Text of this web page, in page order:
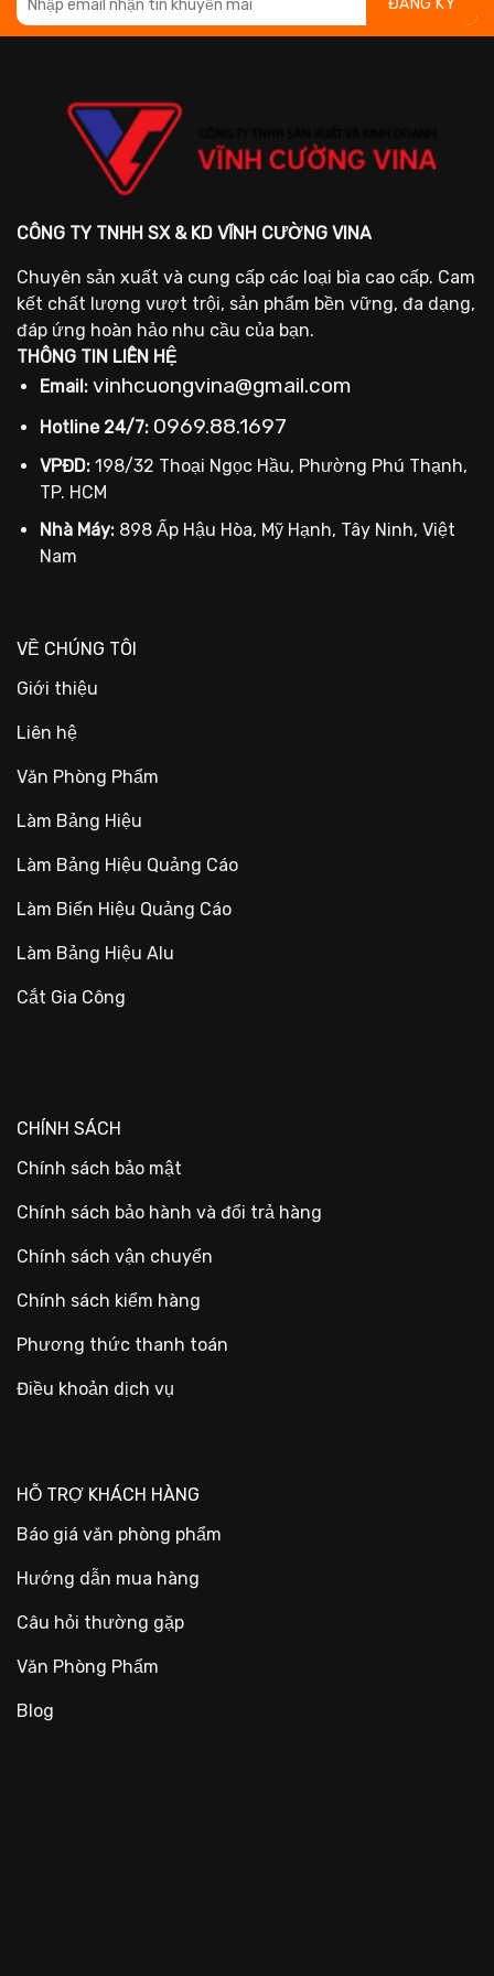
CÔNG TY TNHH SX & KD VĨNH CƯỜNG VINA
Chuyên sản xuất và cung cấp các loại bìa cao cấp. Cam
kết chất lượng vượt trội, sản phẩm bền vững, đa dạng,
đáp ứng hoàn hảo nhu cầu của bạn.
THÔNG TIN LIÊN HỆ
Email: vinhcuongvina@gmail.com
Hotline 24/7: 0969.88.1697
VPĐD: 198/32 Thoại Ngọc Hầu, Phường Phú Thạnh,
TP. HCM
Nhà Máy: 898 Ấp Hậu Hòa, Mỹ Hạnh, Tây Ninh, Việt
Nam
VỀ CHÚNG TÔI
Giới thiệu
Liên hệ
Văn Phòng Phẩm
Làm Bảng Hiệu
Làm Bảng Hiệu Quảng Cáo
Làm Biển Hiệu Quảng Cáo
Làm Bảng Hiệu Alu
Cắt Gia Công
CHÍNH SÁCH
Chính sách bảo mật
Chính sách bảo hành và đổi trả hàng
Chính sách vận chuyển
Chính sách kiểm hàng
Phương thức thanh toán
Điều khoản dịch vụ
HỖ TRỢ KHÁCH HÀNG
Báo giá văn phòng phẩm
Hướng dẫn mua hàng
Câu hỏi thường gặp
Văn Phòng Phẩm
Blog